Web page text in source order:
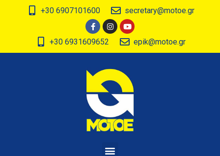
+30 6907101600 secretary@motoe.gr
+30 6931609652 epik@motoe.gr